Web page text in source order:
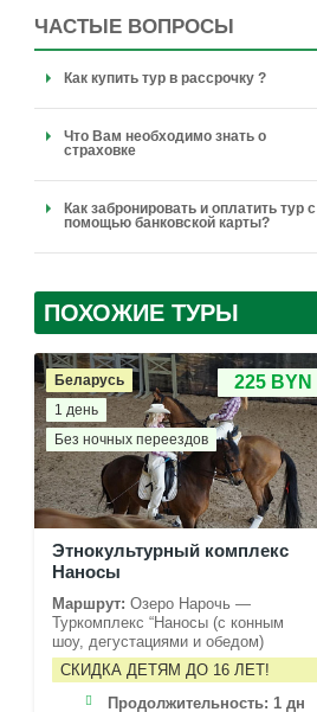
ЧАСТЫЕ ВОПРОСЫ
Как купить тур в рассрочку ?
Что Вам необходимо знать о
страховке
Как забронировать и оплатить тур с
помощью банковской карты?
ПОХОЖИЕ ТУРЫ
225 BYN
Беларусь
1 день
Без ночных переездов
Этнокультурный комплекс
Наносы
Маршрут: Озеро Нарочь —
Туркомплекс “Наносы (с конным
шоу, дегустациями и обедом)
СКИДКА ДЕТЯМ ДО 16 ЛЕТ!
Продолжительность: 1 дн